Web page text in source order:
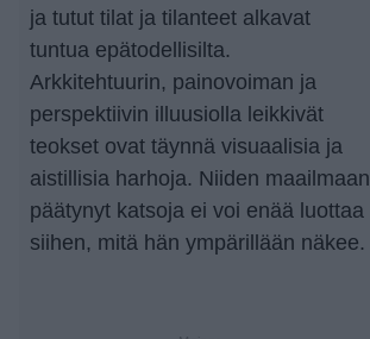
ja tutut tilat ja tilanteet alkavat
tuntua epätodellisilta.
Arkkitehtuurin, painovoiman ja
perspektiivin illuusiolla leikkivät
teokset ovat täynnä visuaalisia ja
aistillisia harhoja. Niiden maailmaan
päätynyt katsoja ei voi enää luottaa
siihen, mitä hän ympärillään näkee.